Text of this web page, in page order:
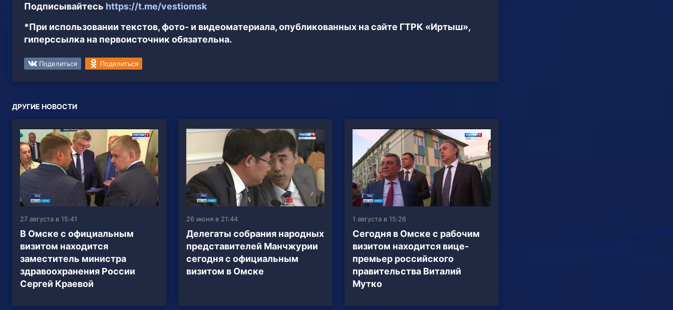
Подписывайтесь https://t.me/vestiomsk
*При использовании текстов, фото- и видеоматериала, опубликованных на сайте ГТРК «Иртыш»,
гиперссылка на первоисточник обязательна.
Поделиться Поделиться
ДРУГИЕ НОВОСТИ
27 августа в 15:41
В Омске с официальным
визитом находится
заместитель министра
здравоохранения России
Сергей Краевой
26 июня в 21:44
Делегаты собрания народных
представителей Манчжурии
сегодня с официальным
визитом в Омске
1 августа в 15:26
Сегодня в Омске с рабочим
визитом находится вице-
премьер российского
правительства Виталий
Мутко